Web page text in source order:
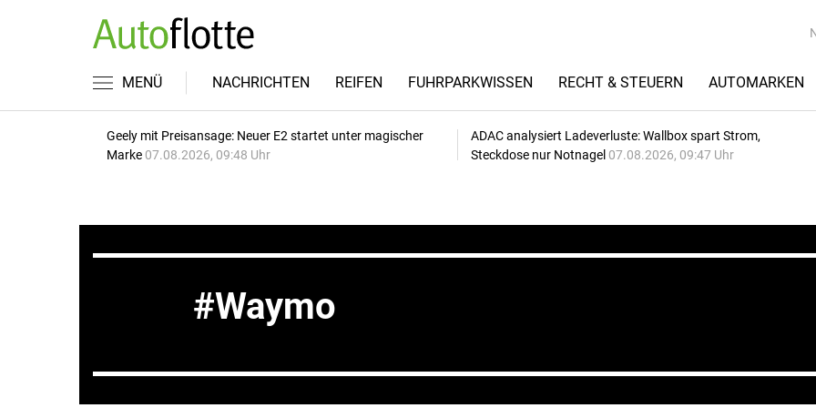
MENÜ NACHRICHTEN REIFEN FUHRPARKWISSEN RECHT & STEUERN AUTOMARKEN
Geely mit Preisansage: Neuer E2 startet unter magischer
Marke 07.08.2026, 09:48 Uhr
ADAC analysiert Ladeverluste: Wallbox spart Strom,
Steckdose nur Notnagel 07.08.2026, 09:47 Uhr
Waymo